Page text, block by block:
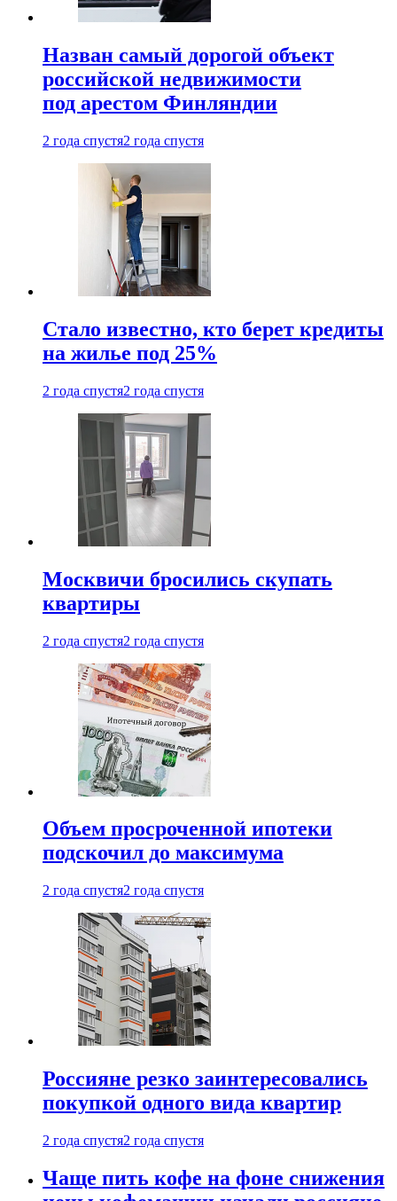
Назван самый дорогой объект
российской недвижимости
под арестом Финляндии
2 года спустя2 года спустя
Стало известно, кто берет кредиты
на жилье под 25%
2 года спустя2 года спустя
Москвичи бросились скупать
квартиры
2 года спустя2 года спустя
Объем просроченной ипотеки
подскочил до максимума
2 года спустя2 года спустя
Россияне резко заинтересовались
покупкой одного вида квартир
2 года спустя2 года спустя
Чаще пить кофе на фоне снижения